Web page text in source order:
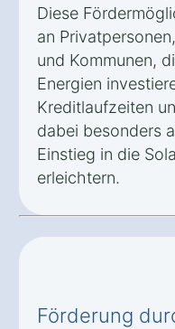
Diese
an
und Kommunen,
Energien
Kreditlaufzeiten
dabei besonders
Einstieg in die
erleichtern.
Förderung